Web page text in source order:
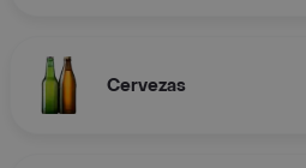
Cervezas